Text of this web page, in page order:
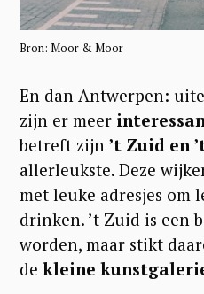
Bron: Moor & Moor
En dan Antwerpen:
zijn er meer
betreft zijn ’t Zuid en
allerleukste. Deze
met leuke adresjes om
drinken. ’t Zuid is een
worden, maar stikt
de kleine